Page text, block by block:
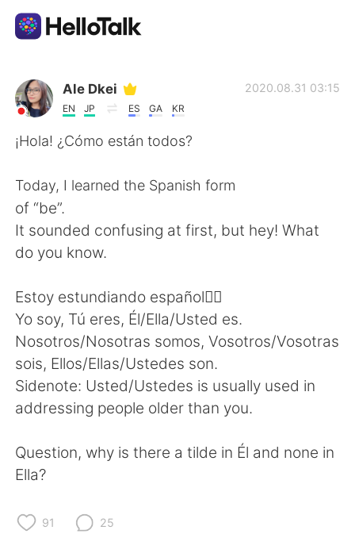
Sprachaustausch-App
AI Grammar Checker
English 简体中文
العربية Français
日本語 한국어
Русский ไทย
Türkçe
Português
Ale Dkei
EN JP ES GA KR
2020.08.31 03:15
¡Hola! ¿Cómo están todos?
Today, I learned the Spanish form
of “be”.
It sounded confusing at first, but hey! What
do you know.
Estoy estundiando español🙆‍♀️
Yo soy, Tú eres, Él/Ella/Usted es.
Nosotros/Nosotras somos, Vosotros/Vosotras
sois, Ellos/Ellas/Ustedes son.
Sidenote: Usted/Ustedes is usually used in
addressing people older than you.
Question, why is there a tilde in Él and none in
Ella?
91 25